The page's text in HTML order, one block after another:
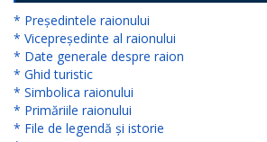
Secretarul
consiliului
raional
Aparatul
* Președintele raionului
* Vicepreședinte al raionului
* Date generale despre raion
* Ghid turistic
* Simbolica raionului
* Primăriile raionului
* File de legendă și istorie